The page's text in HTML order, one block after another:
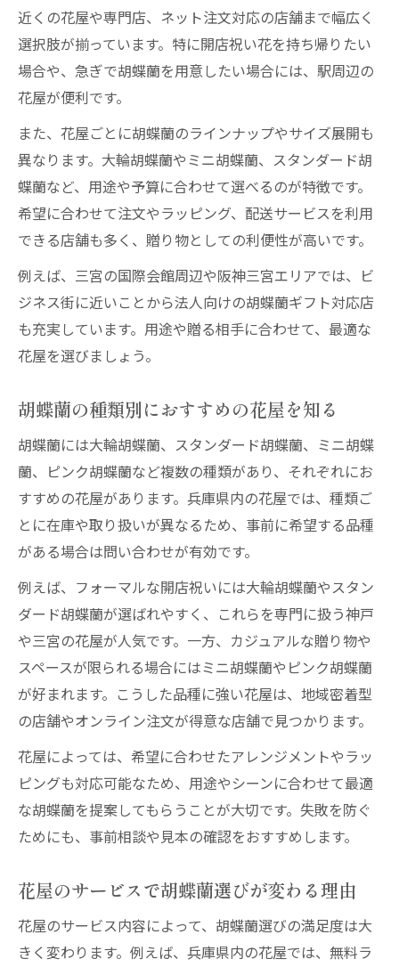
近くの花屋や専門店、ネット注文対応の店舗まで幅広く
選択肢が揃っています。特に開店祝い花を持ち帰りたい
場合や、急ぎで胡蝶蘭を用意したい場合には、駅周辺の
花屋が便利です。
また、花屋ごとに胡蝶蘭のラインナップやサイズ展開も
異なります。大輪胡蝶蘭やミニ胡蝶蘭、スタンダード胡
蝶蘭など、用途や予算に合わせて選べるのが特徴です。
希望に合わせて注文やラッピング、配送サービスを利用
できる店舗も多く、贈り物としての利便性が高いです。
例えば、三宮の国際会館周辺や阪神三宮エリアでは、ビ
ジネス街に近いことから法人向けの胡蝶蘭ギフト対応店
も充実しています。用途や贈る相手に合わせて、最適な
花屋を選びましょう。
胡蝶蘭の種類別におすすめの花屋を知る
胡蝶蘭には大輪胡蝶蘭、スタンダード胡蝶蘭、ミニ胡蝶
蘭、ピンク胡蝶蘭など複数の種類があり、それぞれにお
すすめの花屋があります。兵庫県内の花屋では、種類ご
とに在庫や取り扱いが異なるため、事前に希望する品種
がある場合は問い合わせが有効です。
例えば、フォーマルな開店祝いには大輪胡蝶蘭やスタン
ダード胡蝶蘭が選ばれやすく、これらを専門に扱う神戸
や三宮の花屋が人気です。一方、カジュアルな贈り物や
スペースが限られる場合にはミニ胡蝶蘭やピンク胡蝶蘭
が好まれます。こうした品種に強い花屋は、地域密着型
の店舗やオンライン注文が得意な店舗で見つかります。
花屋によっては、希望に合わせたアレンジメントやラッ
ピングも対応可能なため、用途やシーンに合わせて最適
な胡蝶蘭を提案してもらうことが大切です。失敗を防ぐ
ためにも、事前相談や見本の確認をおすすめします。
花屋のサービスで胡蝶蘭選びが変わる理由
花屋のサービス内容によって、胡蝶蘭選びの満足度は大
きく変わります。例えば、兵庫県内の花屋では、無料ラ